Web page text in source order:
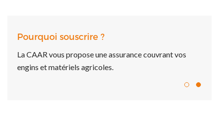
couvrant vos
Pourquoi souscrire ?
Préservez vos équipements agricoles.